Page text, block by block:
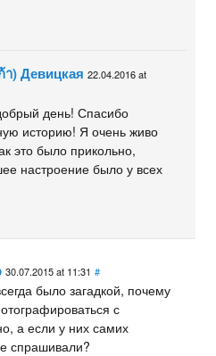
) Девицкая 22.04.2016 at
день! Спасибо
историю! Я очень живо
это было прикольно,
настроение было у всех
30.07.2015 at 11:31 #
было загадкой, почему
с
а если у них самих
спрашивали?